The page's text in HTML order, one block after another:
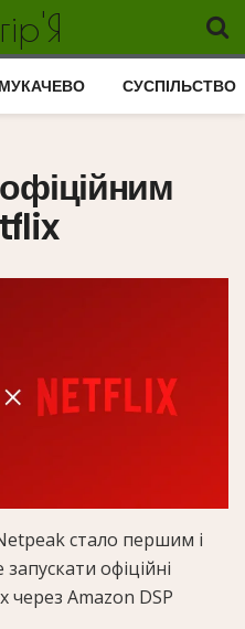
МУКАЧЕВО СУСПІЛЬСТВО
стало першим і
офіційні
через Amazon DSP